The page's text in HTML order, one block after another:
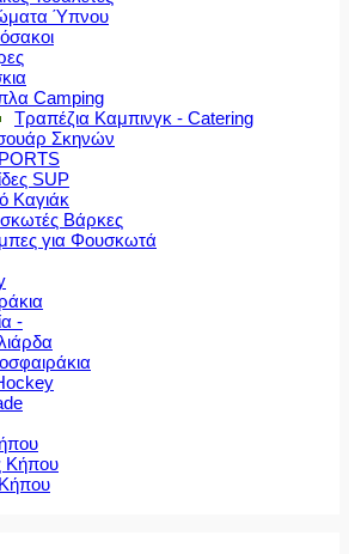
Ύπνου
Camping
Τραπέζια Καμπινγκ - Catering
Σκηνών
SUP
Καγιάκ
Βάρκες
για Φουσκωτά
-
Κήπου
Κήπου